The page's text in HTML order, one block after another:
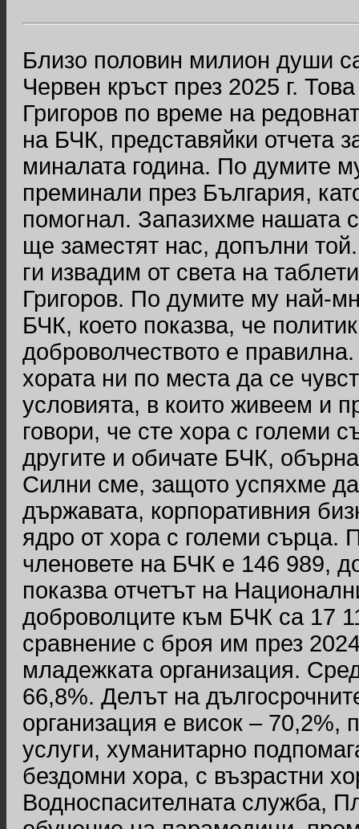
Близо половин милион души
Червен кръст през 2025 г.
Григоров по време на
на БЧК, представяйки отчета
миналата година. По думите
преминали през България,
помогнал. Запазихме нашата
ще заместят нас, допълни
ги извадим от света на
Григоров. По думите му най-
БЧК, което показва, че
доброволчеството е
хората ни по места да се
условията, в които живеем и
говори, че сте хора с големи
другите и обичате БЧК,
Силни сме, защото успяхме
държавата, корпоративния
ядро от хора с големи сърца.
членовете на БЧК е 146 989,
показва отчетът на
доброволците към БЧК са 17
сравнение с броя им през
младежката организация.
66,8%. Делът на
организация е висок – 70,2%,
услуги, хуманитарно
бездомни хора, с възрастни
Водноспасителната служба,